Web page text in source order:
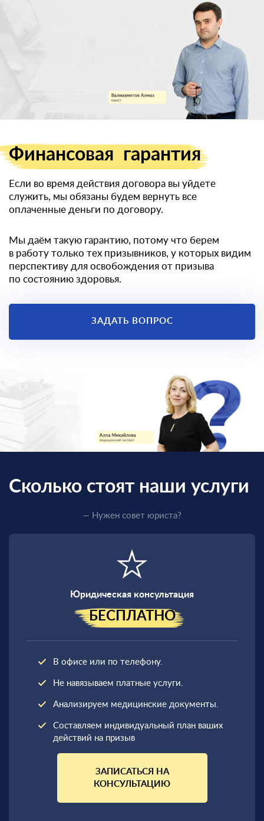
Единственный
законный способ
военный билет
Финансовая гарантия
Если во время действия договора вы уйдете
служить, мы обязаны будем вернуть все
оплаченные деньги по договору.
Мы даём такую гарантию, потому что берем
в работу только тех призывников, у которых видим
перспективу для освобождения от призыва
по состоянию здоровья.
ЗАДАТЬ ВОПРОС
Сколько стоят наши услуги
— Нужен совет юриста?
Юридическая консультация
БЕСПЛАТНО
В офисе или по телефону.
Не навязываем платные услуги.
Анализируем медицинские документы.
Составляем индивидуальный план ваших
действий на призыв
ЗАПИСАТЬСЯ НА
КОНСУЛЬТАЦИЮ